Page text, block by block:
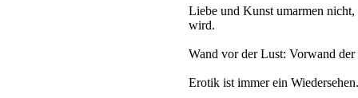
Liebe und Kunst umarmen nicht,
wird.
Wand vor der Lust: Vorwand der
Erotik ist immer ein